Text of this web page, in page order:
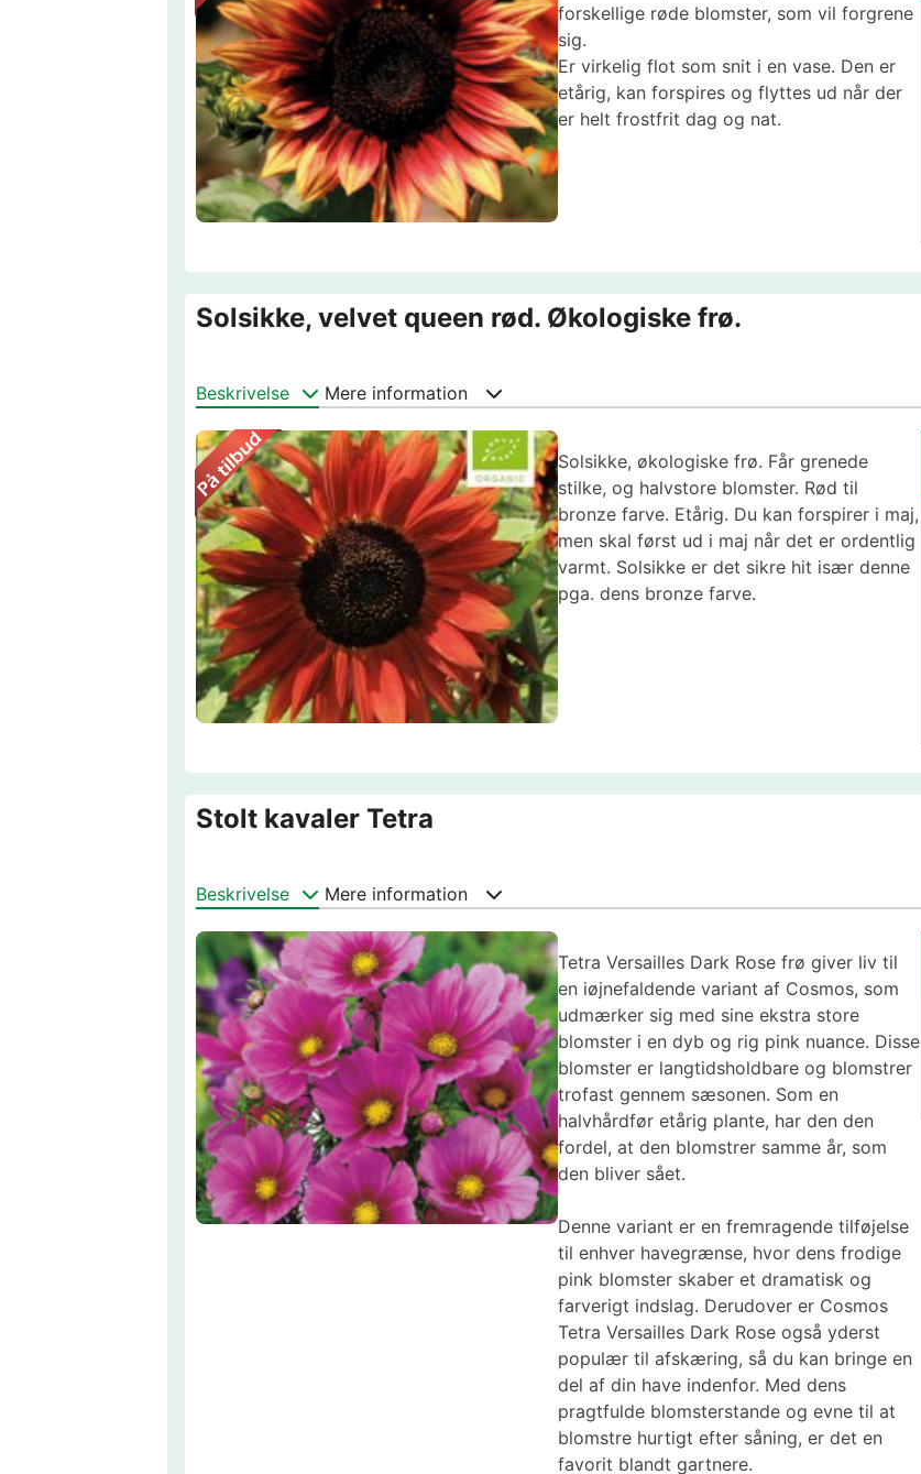
forskellige røde blomster, som vil forgrene
sig.
Er virkelig flot som snit i en vase. Den er
etårig, kan forspires og flyttes ud når der
er helt frostfrit dag og nat.
Solsikke, velvet queen rød. Økologiske frø.
Beskrivelse Mere information
Solsikke, økologiske frø. Får grenede
stilke, og halvstore blomster. Rød til
bronze farve. Etårig. Du kan forspirer i maj,
men skal først ud i maj når det er ordentlig
varmt. Solsikke er det sikre hit især denne
pga. dens bronze farve.
Stolt kavaler Tetra
Beskrivelse Mere information
Tetra Versailles Dark Rose frø giver liv til
en iøjnefaldende variant af Cosmos, som
udmærker sig med sine ekstra store
blomster i en dyb og rig pink nuance. Disse
blomster er langtidsholdbare og blomstrer
trofast gennem sæsonen. Som en
halvhårdfør etårig plante, har den den
fordel, at den blomstrer samme år, som
den bliver sået.
Denne variant er en fremragende tilføjelse
til enhver havegrænse, hvor dens frodige
pink blomster skaber et dramatisk og
farverigt indslag. Derudover er Cosmos
Tetra Versailles Dark Rose også yderst
populær til afskæring, så du kan bringe en
del af din have indenfor. Med dens
pragtfulde blomsterstande og evne til at
blomstre hurtigt efter såning, er det en
favorit blandt gartnere.